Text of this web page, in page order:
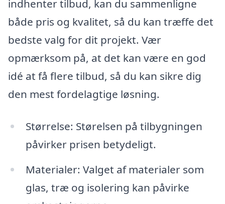
indhenter tilbud, kan du sammenligne
både pris og kvalitet, så du kan træffe det
bedste valg for dit projekt. Vær
opmærksom på, at det kan være en god
idé at få flere tilbud, så du kan sikre dig
den mest fordelagtige løsning.
Størrelse: Størelsen på tilbygningen
påvirker prisen betydeligt.
Materialer: Valget af materialer som
glas, træ og isolering kan påvirke